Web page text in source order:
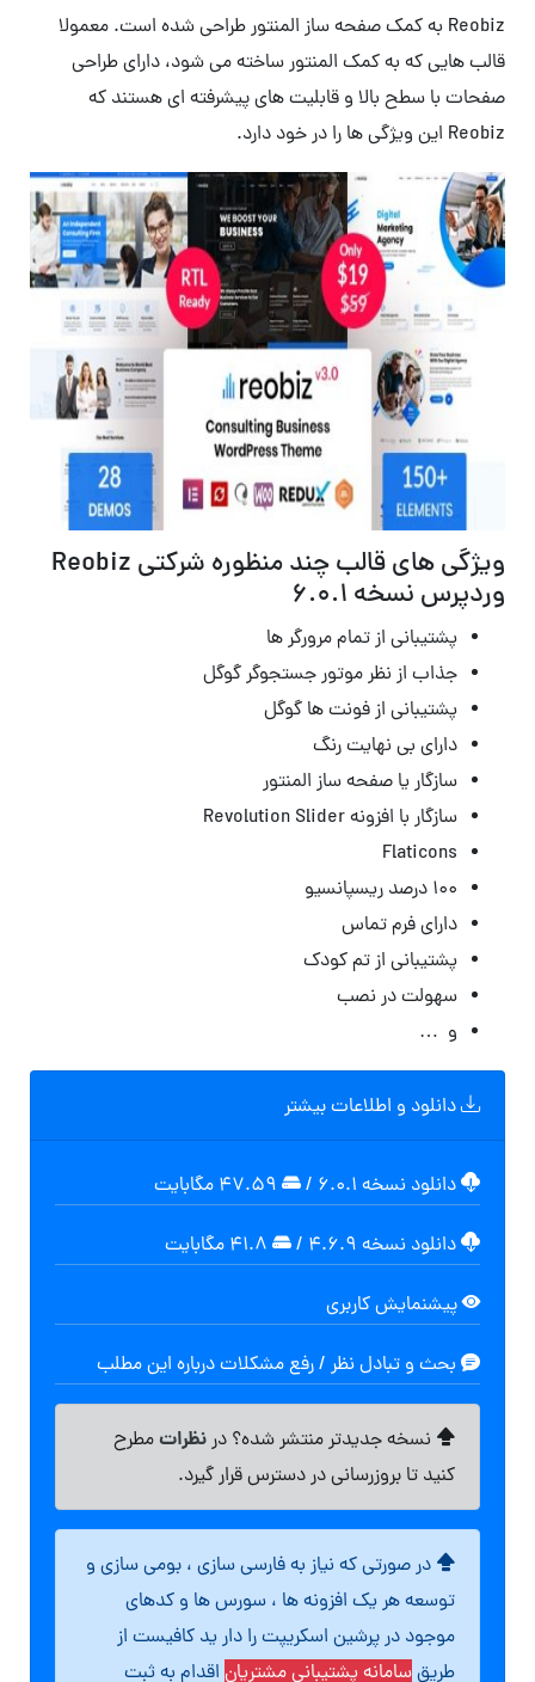
Reobiz به کمک صفحه ساز المنتور طراحی شده است. معمولا
قالب هایی که به کمک المنتور ساخته می شود، دارایطراحی
صفحات با سطح بالا و قابلیت های پیشرفته ای هستند که
Reobiz این ویژگی ها را در خود دارد.
ویژگی های قالب چند منظوره شرکتی Reobiz
وردپرس نسخه ۶.۰.۱
پشتیبانی از تمام مرورگر ها
جذاب از نظر موتور جستجوگر گوگل
پشتیبانی از فونت ها گوگل
دارای بی نهایت رنگ
سازگار یا صفحه ساز المنتور
سازگار با افزونه Revolution Slider
Flaticons
۱۰۰ درصد ریسپانسیو
دارای فرم تماس
پشتیبانی از تم کودک
سهولت در نصب
و …
دانلود و اطلاعات بیشتر
دانلود نسخه ۶.۰.۱ /
دانلود نسخه ۴.۶.۹ /
پیشنمایش کاربری
بحث و تبادل نظر / رفع مشکلات درباره این مطلب
نسخه جدیدتر منتشر شده؟ درنظراتمطرح
کنید تا بروزرسانی در دسترس قرار گیرد.
در صورتی که نیاز به فارسی سازی ، بومی سازی و
توسعه هر یک افزونه ها ، سورس ها و کدهای
موجود در پرشین اسکریپت را دار ید کافیست از
طریقسامانه پشتیبانی مشتریان اقدام به ثبت